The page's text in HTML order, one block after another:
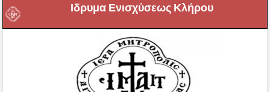
Ιδρυμα Ενισχύσεως Κλήρου